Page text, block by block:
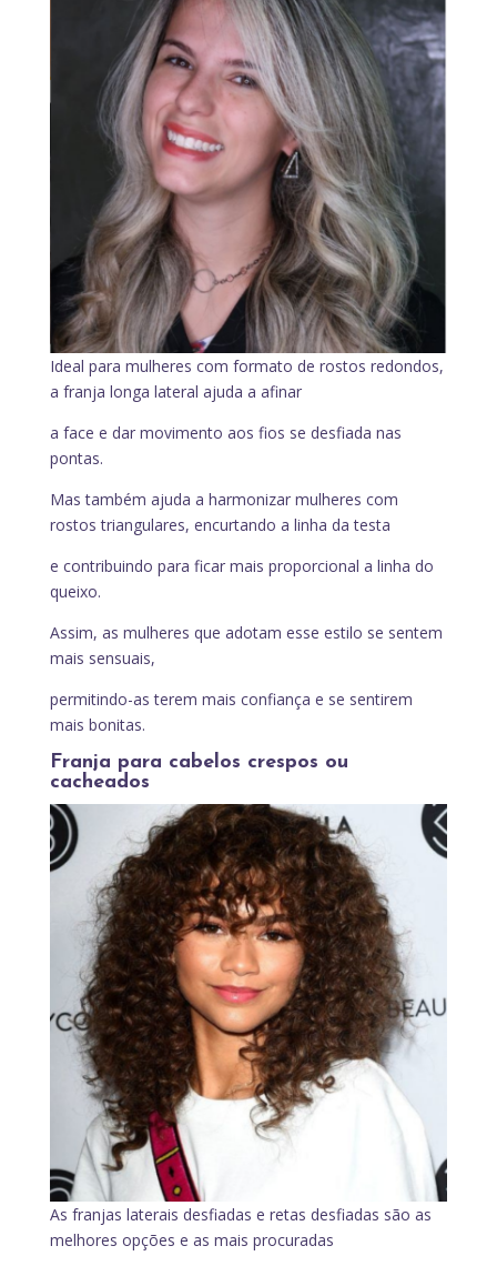
Ideal para mulheres com formato de rostos redondos,
a franja longa lateral ajuda a afinar
a face e dar movimento aos fios se desfiada nas
pontas.
Mas também ajuda a harmonizar mulheres com
rostos triangulares, encurtando a linha da testa
e contribuindo para ficar mais proporcional a linha do
queixo.
Assim, as mulheres que adotam esse estilo se sentem
mais sensuais,
permitindo-as terem mais confiança e se sentirem
mais bonitas.
Franja para cabelos crespos ou
cacheados
As franjas laterais desfiadas e retas desfiadas são as
melhores opções e as mais procuradas